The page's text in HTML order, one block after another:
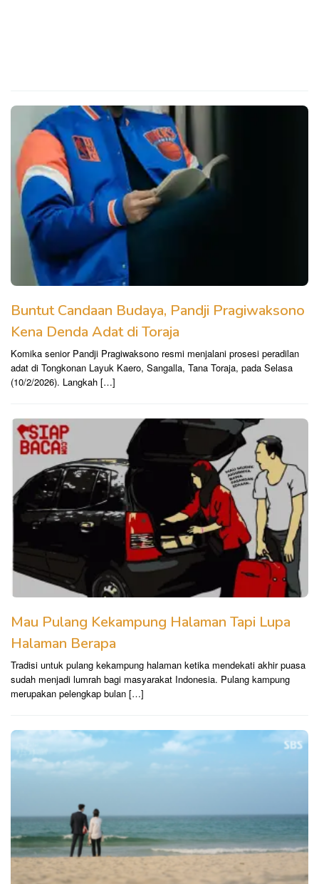
Buntut Candaan Budaya, Pandji Pragiwaksono
Kena Denda Adat di Toraja
Komika senior Pandji Pragiwaksono resmi menjalani prosesi peradilan
adat di Tongkonan Layuk Kaero, Sangalla, Tana Toraja, pada Selasa
(10/2/2026). Langkah […]
Mau Pulang Kekampung Halaman Tapi Lupa
Halaman Berapa
Tradisi untuk pulang kekampung halaman ketika mendekati akhir puasa
sudah menjadi lumrah bagi masyarakat Indonesia. Pulang kampung
merupakan pelengkap bulan […]